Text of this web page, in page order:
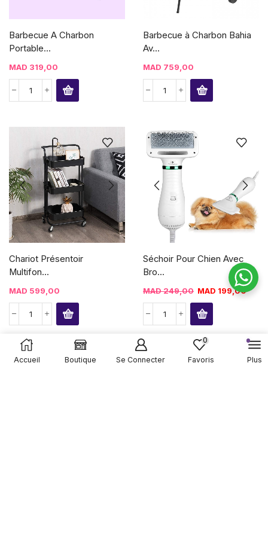
Barbecue A Charbon
Portable...
MAD 319,00
Barbecue à Charbon Bahia
Av...
MAD 759,00
Chariot Présentoir
Multifon...
MAD 599,00
Séchoir Pour Chien Avec
Bro...
MAD249,00 MAD 199,00
Accueil Boutique Se Connecter
0
Favoris Plus